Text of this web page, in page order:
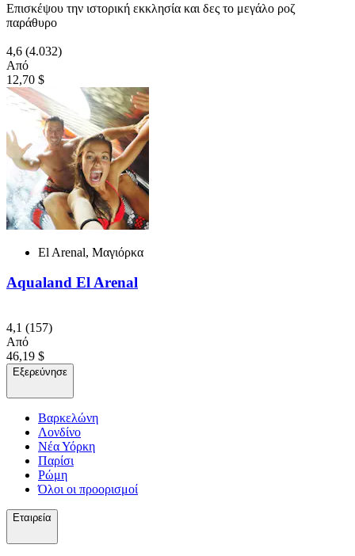
Επισκέψου την ιστορική εκκλησία και δες το μεγάλο ροζ
παράθυρο
4,6 (4.032)
Από
12,70 $
El Arenal, Μαγιόρκα
Aqualand El Arenal
4,1 (157)
Από
46,19 $
Εξερεύνησε
Βαρκελώνη
Λονδίνο
Νέα Υόρκη
Παρίσι
Ρώμη
Όλοι οι προορισμοί
Εταιρεία